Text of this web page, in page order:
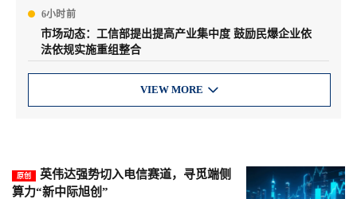
6小时前
市场动态：工信部提出提高产业集中度 鼓励民爆企业依
法依规实施重组整合
VIEW MORE 
原创
英伟达强势切入电信赛道，寻觅端侧
算力“新中际旭创”